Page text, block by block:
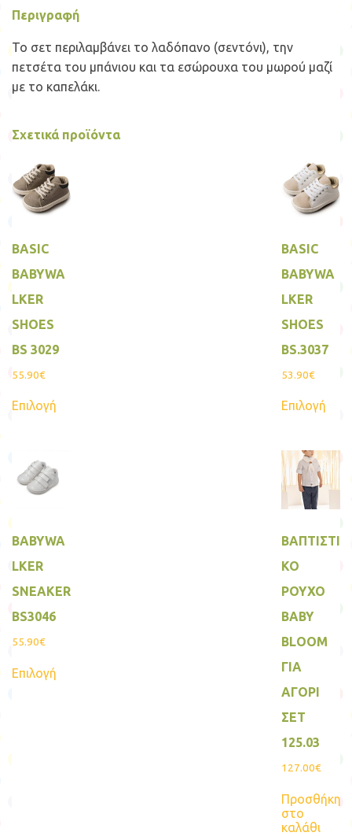
Περιγραφή
Το σετ περιλαμβάνει το λαδόπανο (σεντόνι), την
πετσέτα του μπάνιου και τα εσώρουχα του μωρού μαζί
με το καπελάκι.
Σχετικά προϊόντα
BASIC
BABYWA
LKER
SHOES
BS 3029
55.90€
Επιλογή
Οι
επιλεγούν
στη
προϊόντος
BASIC
BABYWA
LKER
SHOES
BS.3037
53.90€
Επιλογήτο
Οι
στη
BABYWA
LKER
SNEAKER
BS3046
55.90€
Επιλογή
ΒΑΠΤΙΣΤΙ
ΚΟ
ΡΟΥΧΟ
BABY
BLOOM
ΓΙΑ
ΑΓΟΡΙ
ΣΕΤ
125.03
127.00€
Προσθήκη
στο
καλάθι